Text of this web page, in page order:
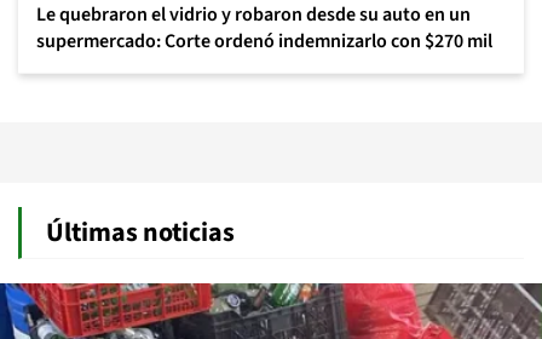
Le quebraron el vidrio y robaron desde su auto en un
supermercado: Corte ordenó indemnizarlo con $270 mil
Últimas noticias